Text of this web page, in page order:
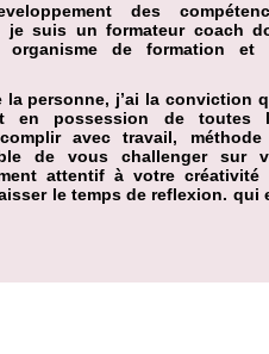
des
je suis un formateur coach
organisme de formation et
la personne, j’ai la conviction
en possession de toutes
avec travail,
de vous challenger sur
attentif à votre créativité
le temps de reflexion. qui